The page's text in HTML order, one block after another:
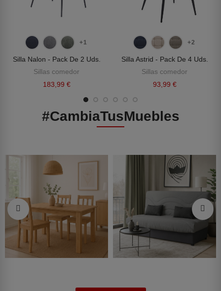
+1
Silla Nalon - Pack De 2 Uds.
Sillas comedor
183,99 €
+2
Silla Astrid - Pack De 4 Uds.
Sillas comedor
93,99 €
#CambiaTusMuebles